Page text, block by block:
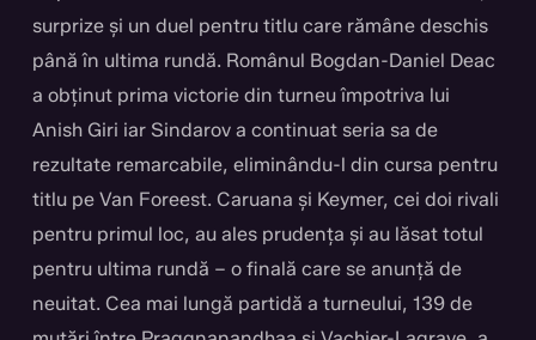
surprize și un duel pentru titlu care rămâne deschis
până în ultima rundă. Românul Bogdan-Daniel Deac
a obținut prima victorie din turneu împotriva lui
Anish Giri iar Sindarov a continuat seria sa de
rezultate remarcabile, eliminându-l din cursa pentru
titlu pe Van Foreest. Caruana și Keymer, cei doi rivali
pentru primul loc, au ales prudența și au lăsat totul
pentru ultima rundă – o finală care se anunță de
neuitat. Cea mai lungă partidă a turneului, 139 de